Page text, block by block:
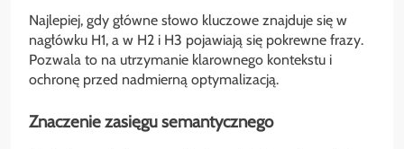
Najlepiej, gdy główne słowo kluczowe znajduje się w
nagłówku H1, a w H2 i H3 pojawiają się pokrewne frazy.
Pozwala to na utrzymanie klarownego kontekstu i
ochronę przed nadmierną optymalizacją.
Znaczenie zasięgu semantycznego